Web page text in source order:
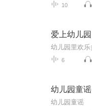
10
爱上幼儿园
6
幼儿园童谣